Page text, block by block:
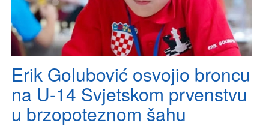
Erik Golubović osvojio broncu
na U-14 Svjetskom prvenstvu
u brzopoteznom šahu